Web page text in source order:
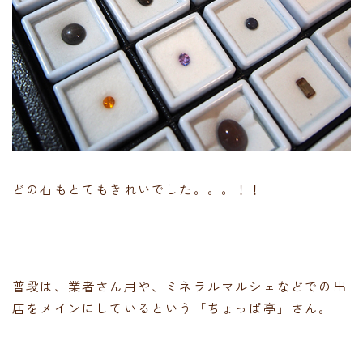
どの石もとてもきれいでした。。。！！
普段は、業者さん用や、ミネラルマルシェなどでの出
店をメインにしているという「ちょっぱ亭」さん。